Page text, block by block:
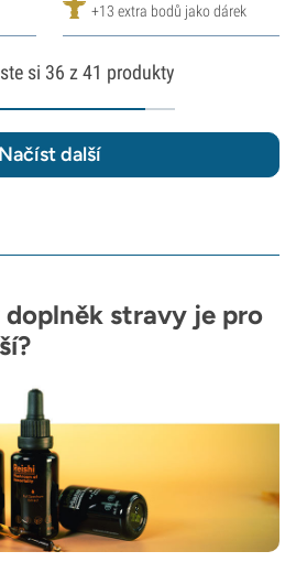
+13 extra bodů jako dárek
si 36 z 41 produkty
Načíst další
stravy je pro